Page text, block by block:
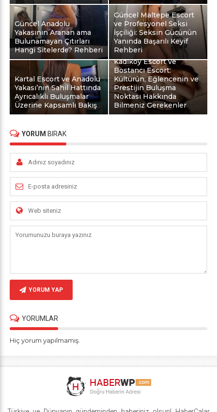
Güncel Anadolu
Yakasının Aranan ama
Bulunamayan Çıtırları
Hangi Sitelerde? Rehberi
Güncel Maltepe Escort
ve Profesyonel Seksi
İşçiliği: Seksin Gücünün
Yanında Başarılı Keyif
Rehberi
Kartal Escort ve Anadolu
Yakası’nın Sahil Hattında
Ayrıcalıklı Buluşmalar
Üzerine Kapsamlı Bakış
Kadıköy Escort ve
Bostancı Escort:
Kültürün, Eğlencenin ve
Prestijin Buluşma
Noktası Hakkında
Bilmeniz Gerekenler
YORUM BIRAK
YORUM YAP
YORUMLAR
Hiç yorum yapılmamış.